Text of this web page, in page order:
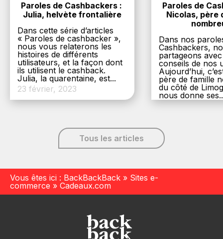
Paroles de Cashbackers :
Julia, helvète frontalière
Dans cette série d’articles
« Paroles de cashbacker »,
nous vous relaterons les
histoires de différents
utilisateurs, et la façon dont
ils utilisent le cashback.
Julia, la quarentaine, est...
23 février, 2023
Paroles de
Nicolas, père
Dans nos
Cashbackers,
partageons
conseils de nos
Aujourd’hui,
père de famille
du côté de
nous donne
Tous les articles
Vous êtes ici : BackBackBack » Sites e-
commerce » Cadeaux.com